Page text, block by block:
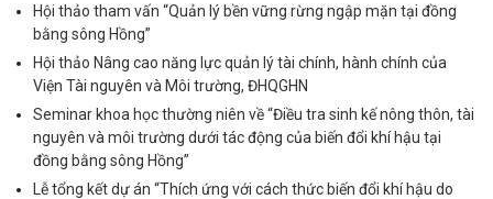
Hội thảo tham vấn “Quản lý bền vững rừng ngập mặn tại đồng
bằng sông Hồng”
Hội thảo Nâng cao năng lực quản lý tài chính, hành chính của
Viện Tài nguyên và Môi trường, ĐHQGHN
Seminar khoa học thường niên về “Điều tra sinh kế nông thôn, tài
nguyên và môi trường dưới tác động của biến đổi khí hậu tại
đồng bằng sông Hồng”
Lễ tổng kết dự án “Thích ứng với cách thức biến đổi khí hậu do